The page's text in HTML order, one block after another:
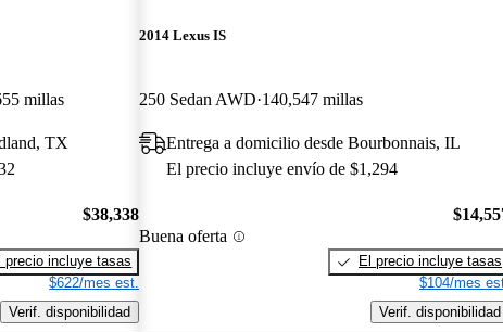
millas
TX
$38,338
precio incluye tasas
$622/mes est.
Verif. disponibilidad
2014 Lexus IS
250 Sedan AWD 140,547 millas
Entrega a domicilio desde Bourbonnais, IL
El precio incluye envío de $1,294
Buena oferta
El precio incluye tasas
$104/mes
Verif. disponibilidad